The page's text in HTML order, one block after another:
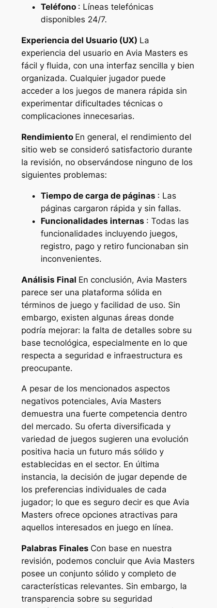
Teléfono : Líneas telefónicas
disponibles 24/7.
Experiencia del Usuario (UX) La
experiencia del usuario en Avia Masters es
fácil y fluida, con una interfaz sencilla y bien
organizada. Cualquier jugador puede
acceder a los juegos de manera rápida sin
experimentar dificultades técnicas o
complicaciones innecesarias.
Rendimiento En general, el rendimiento del
sitio web se consideró satisfactorio durante
la revisión, no observándose ninguno de los
siguientes problemas:
Tiempo de carga de páginas : Las
páginas cargaron rápida y sin fallas.
Funcionalidades internas : Todas las
funcionalidades incluyendo juegos,
registro, pago y retiro funcionaban sin
inconvenientes.
Análisis Final En conclusión, Avia Masters
parece ser una plataforma sólida en
términos de juego y facilidad de uso. Sin
embargo, existen algunas áreas donde
podría mejorar: la falta de detalles sobre su
base tecnológica, especialmente en lo que
respecta a seguridad e infraestructura es
preocupante.
A pesar de los mencionados aspectos
negativos potenciales, Avia Masters
demuestra una fuerte competencia dentro
del mercado. Su oferta diversificada y
variedad de juegos sugieren una evolución
positiva hacia un futuro más sólido y
establecidas en el sector. En última
instancia, la decisión de jugar depende de
los preferencias individuales de cada
jugador; lo que es seguro decir es que Avia
Masters ofrece opciones atractivas para
aquellos interesados en juego en línea.
Palabras Finales Con base en nuestra
revisión, podemos concluir que Avia Masters
posee un conjunto sólido y completo de
características relevantes. Sin embargo, la
transparencia sobre su seguridad